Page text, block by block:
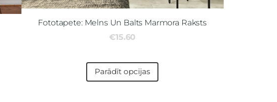
Fototapete: Melns Un Balts Marmora Raksts
€15.60
Parādīt opcijas